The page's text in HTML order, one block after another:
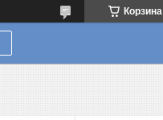
Корзина